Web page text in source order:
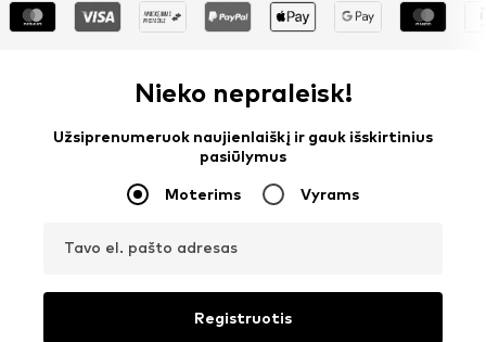
Nieko nepraleisk!
Užsiprenumeruok naujienlaiškį ir gauk išskirtinius
pasiūlymus
Moterims Vyrams
Tavo el. pašto adresas
Registruotis